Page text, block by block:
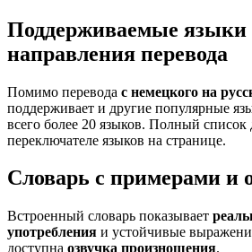
Поддерживаемые языки
направления перевода
Помимо перевода с немецкого на
поддерживает и другие популярные
всего более 20 языков. Полный список
переключателе языков на странице.
Словарь с примерами и
Встроенный словарь показывает
употребления и устойчивые
доступна озвучка произношения.